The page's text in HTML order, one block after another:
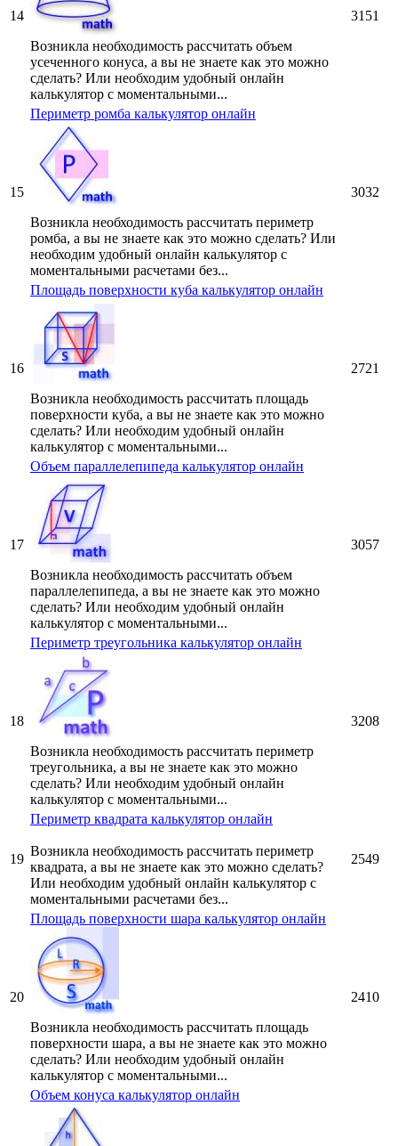
14
Возникла необходимость рассчитать объем
усеченного конуса, а вы не знаете как это можно
сделать? Или необходим удобный онлайн
калькулятор с моментальными...
3151
15
Периметр ромба калькулятор онлайн
Возникла необходимость рассчитать периметр
ромба, а вы не знаете как это можно сделать? Или
необходим удобный онлайн калькулятор с
моментальными расчетами без...
3032
16
Площадь поверхности куба калькулятор онлайн
Возникла необходимость рассчитать площадь
поверхности куба, а вы не знаете как это можно
сделать? Или необходим удобный онлайн
калькулятор с моментальными...
2721
17
Объем параллелепипеда калькулятор онлайн
Возникла необходимость рассчитать объем
параллелепипеда, а вы не знаете как это можно
сделать? Или необходим удобный онлайн
калькулятор с моментальными...
3057
18
Периметр треугольника калькулятор онлайн
Возникла необходимость рассчитать периметр
треугольника, а вы не знаете как это можно
сделать? Или необходим удобный онлайн
калькулятор с моментальными...
3208
19
Периметр квадрата калькулятор онлайн
Возникла необходимость рассчитать периметр
квадрата, а вы не знаете как это можно сделать?
Или необходим удобный онлайн калькулятор с
моментальными расчетами без...
2549
20
Площадь поверхности шара калькулятор онлайн
Возникла необходимость рассчитать площадь
поверхности шара, а вы не знаете как это можно
сделать? Или необходим удобный онлайн
калькулятор с моментальными...
2410
Объем конуса калькулятор онлайн